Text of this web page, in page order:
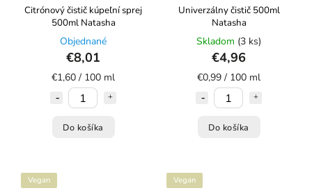
Citrónový čistič kúpeľní sprej
500ml Natasha
Objednané
€8,01
€1,60 / 100 ml
Do košíka
Univerzálny čistič 500ml
Natasha
Skladom (3 ks)
€4,96
€0,99 / 100 ml
Do košíka
Vegan Vegan